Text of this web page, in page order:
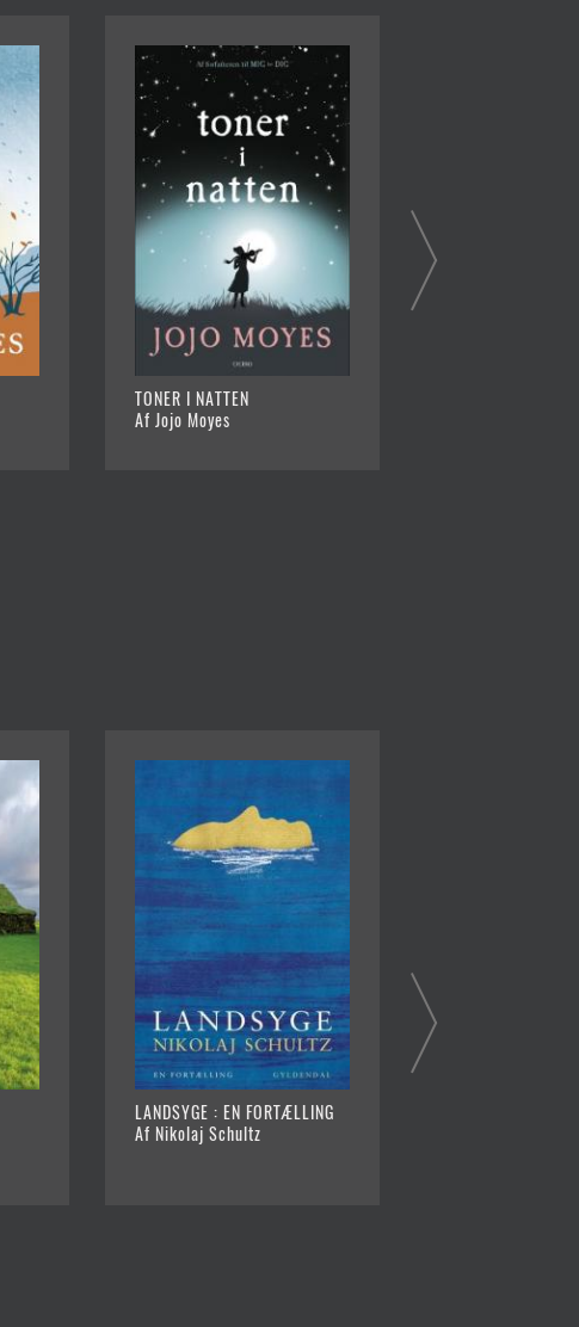
TONER I NATTEN
Af Jojo Moyes
LANDSYGE : EN FORTÆLLING
Af Nikolaj Schultz